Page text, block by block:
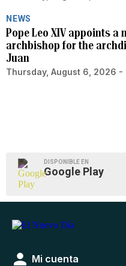
NEWS
Pope Leo XIV appoints a
archbishop for the
Juan
Thursday, August 6, 2026 -
DISPONIBLE EN
Google Play
Mi cuenta